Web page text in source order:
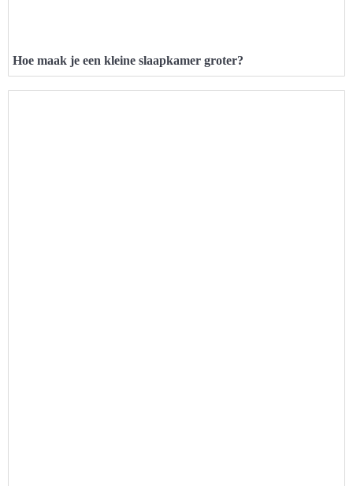
Hoe maak je een kleine slaapkamer groter?